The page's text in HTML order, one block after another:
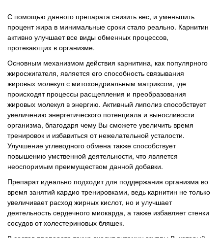
С помощью данного препарата снизить вес, и уменьшить
процент жира в минимальные сроки стало реально. Карнитин
активно улучшает все виды обменных процессов,
протекающих в организме.
Основным механизмом действия карнитина, как популярного
жиросжигателя, является его способность связывания
жировых молекул с митохондриальным матриксом, где
происходят процессы расщепления и преобразования
жировых молекул в энергию. Активный липолиз способствует
увеличению энергетического потенциала и выносливости
организма, благодаря чему Вы сможете увеличить время
тренировок и избавиться от нежелательной усталости.
Улучшение углеводного обмена также способствует
повышению умственной деятельности, что является
неоспоримым преимуществом данной добавки.
Препарат идеально подходит для поддержания организма во
время занятий кардио тренировками, ведь карнитин не только
увеличивает расход жирных кислот, но и улучшает
деятельность сердечного миокарда, а также избавляет стенки
сосудов от холестериновых бляшек.